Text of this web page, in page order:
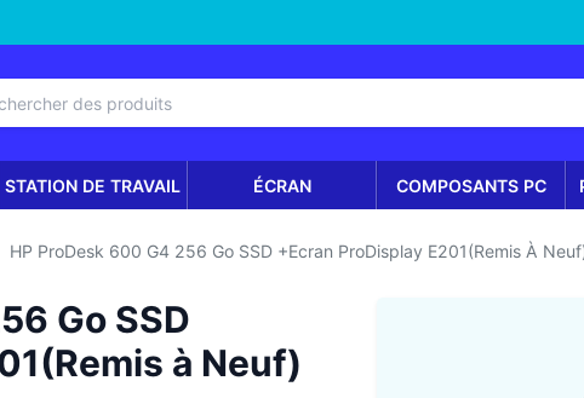
STATION DE TRAVAIL ÉCRAN COMPOSANTS PC
HP ProDesk 600 G4 256 Go SSD +Ecran ProDisplay E201(Remis À
Go SSD
à Neuf)